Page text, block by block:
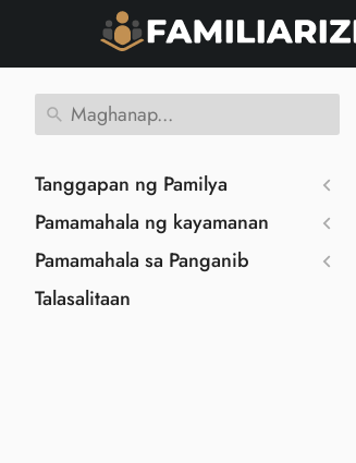
Tanggapan ng Pamilya
Pamamahala ng kayamanan
Pamamahala sa Panganib
Talasalitaan